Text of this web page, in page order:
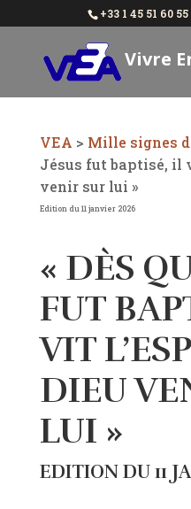
+33 1 45 51 60 55
Vivre
VEA > Mille signes
Jésus fut baptisé, il
venir sur lui »
Edition du 11 janvier 2026
« DÈS
FUT
VIT
DIEU
LUI »
EDITION DU 11